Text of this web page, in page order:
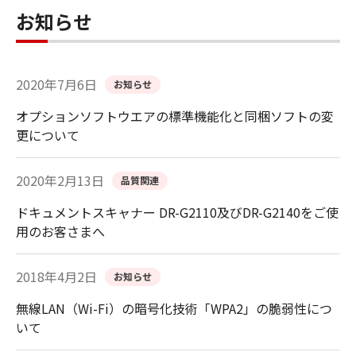
お知らせ
2020年7月6日 お知らせ
オプションソフトウエアの標準機能化と同梱ソフトの変
更について
2020年2月13日 品質関連
ドキュメントスキャナー DR-G2110及びDR-G2140をご使
用のお客さまへ
2018年4月2日 お知らせ
無線LAN（Wi-Fi）の暗号化技術「WPA2」の脆弱性につ
いて